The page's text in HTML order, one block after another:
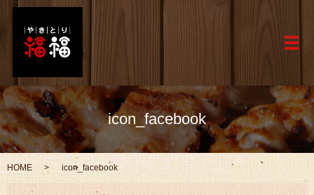
メ
icon_facebook
HOME icon_facebook